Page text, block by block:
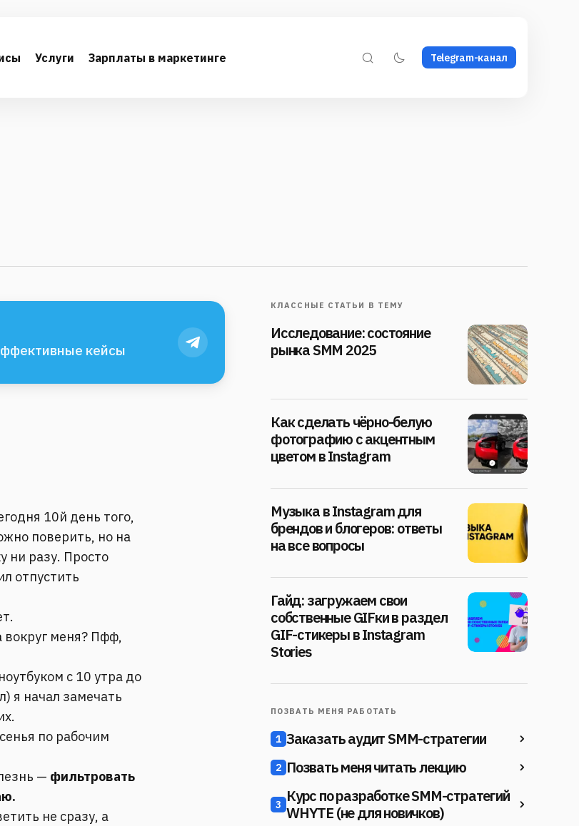
Услуги Зарплаты в маркетинге Telegram-канал
кейсы
10й день того,
поверить, но на
ни разу. Просто
отпустить
меня? Пфф,
с 10 утра до
я начал замечать
по рабочим
— фильтровать
не сразу, а
КЛАССНЫЕ СТАТЬИ В ТЕМУ
Исследование: состояние
рынка SMM 2025
Как сделать чёрно-белую
фотографию с акцентным
цветом в Instagram
Музыка в Instagram для
брендов и блогеров: ответы
на все вопросы
Гайд: загружаем свои
собственные GIFки в раздел
GIF-стикеры в Instagram
Stories
ПОЗВАТЬ МЕНЯ РАБОТАТЬ
1 Заказать аудит SMM-стратегии
2 Позвать меня читать лекцию
3 Курс по разработке SMM-стратегий
WHYTE (не для новичков)